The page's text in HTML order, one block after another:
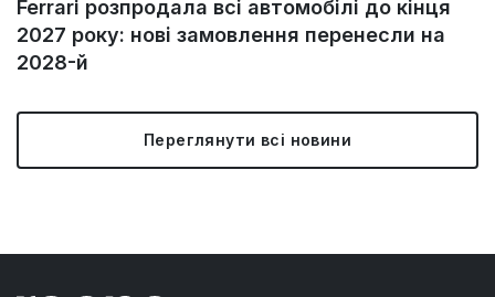
Ferrari розпродала всі автомобілі до кінця
2027 року: нові замовлення перенесли на
2028-й
Переглянути всі новини